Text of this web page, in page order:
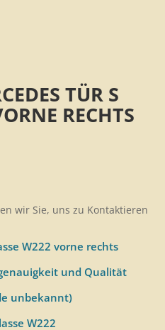
TÜR S
RECHTS
wir Sie, uns zu Kontaktieren
W222 vorne rechts
und Qualität
unbekannt)
W222